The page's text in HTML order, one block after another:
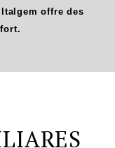
offre des